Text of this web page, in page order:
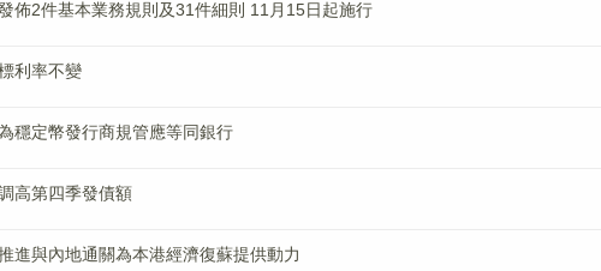
佈2件基本業務規則及31件細則 11月15日起施行
利率不變
穩定幣發行商規管應等同銀行
高第四季發債額
進與內地通關為本港經濟復蘇提供動力